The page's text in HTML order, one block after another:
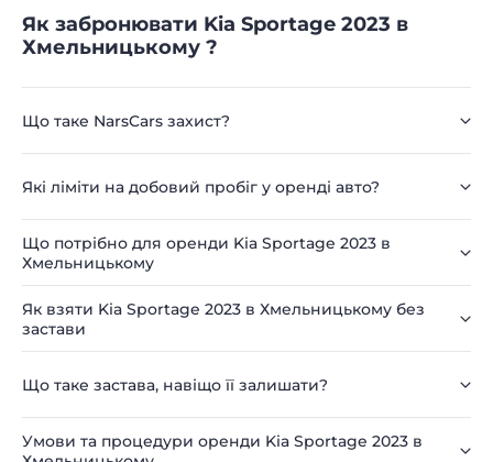
Як забронювати Kia Sportage 2023 в
Хмельницькому ?
Що таке NarsCars захист?
Які ліміти на добовий пробіг у оренді авто?
Що потрібно для оренди Kia Sportage 2023 в
Хмельницькому
Як взяти Kia Sportage 2023 в Хмельницькому без
застави
Що таке застава, навіщо її залишати?
Умови та процедури оренди Kia Sportage 2023 в